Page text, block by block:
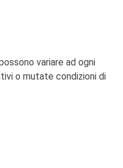
variare ad ogni
o mutate condizioni di